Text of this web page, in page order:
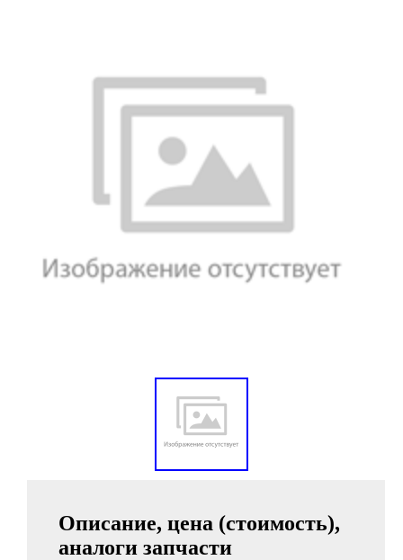
Описание, цена (стоимость),
аналоги запчасти